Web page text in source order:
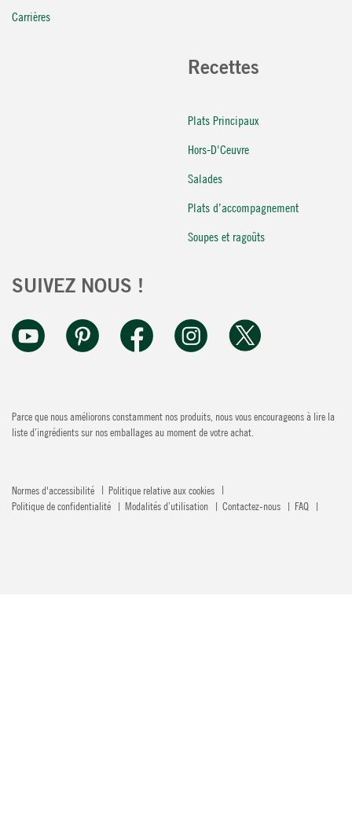
Carrières
Recettes
Plats Principaux
Hors-D'Ceuvre
Salades
Plats d’accompagnement
Soupes et ragoûts
SUIVEZ NOUS !
Parce que nous améliorons constamment nos produits, nous vous encourageons à lire la
liste d’ingrédients sur nos emballages au moment de votre achat.
Normes d'accessibilité
Politique relative aux cookies
Politique de confidentialité
Modalités d’utilisation Contactez-nous FAQ